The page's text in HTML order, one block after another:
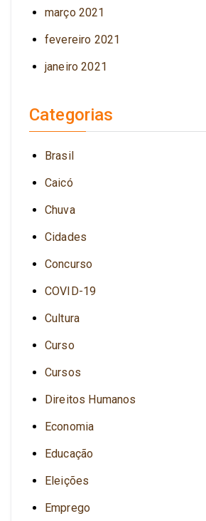
março 2021
fevereiro 2021
janeiro 2021
Categorias
Brasil
Caicó
Chuva
Cidades
Concurso
COVID-19
Cultura
Curso
Cursos
Direitos Humanos
Economia
Educação
Eleições
Emprego